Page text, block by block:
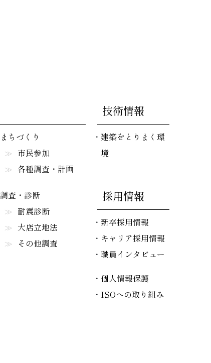
まちづくり
市民参加
各種調査・計画
調査・診断
耐震診断
大店立地法
その他調査
技術情報
建築をとりまく環
境
採用情報
新卒採用情報
キャリア採用情報
職員インタビュー
個人情報保護
ISOへの取り組み